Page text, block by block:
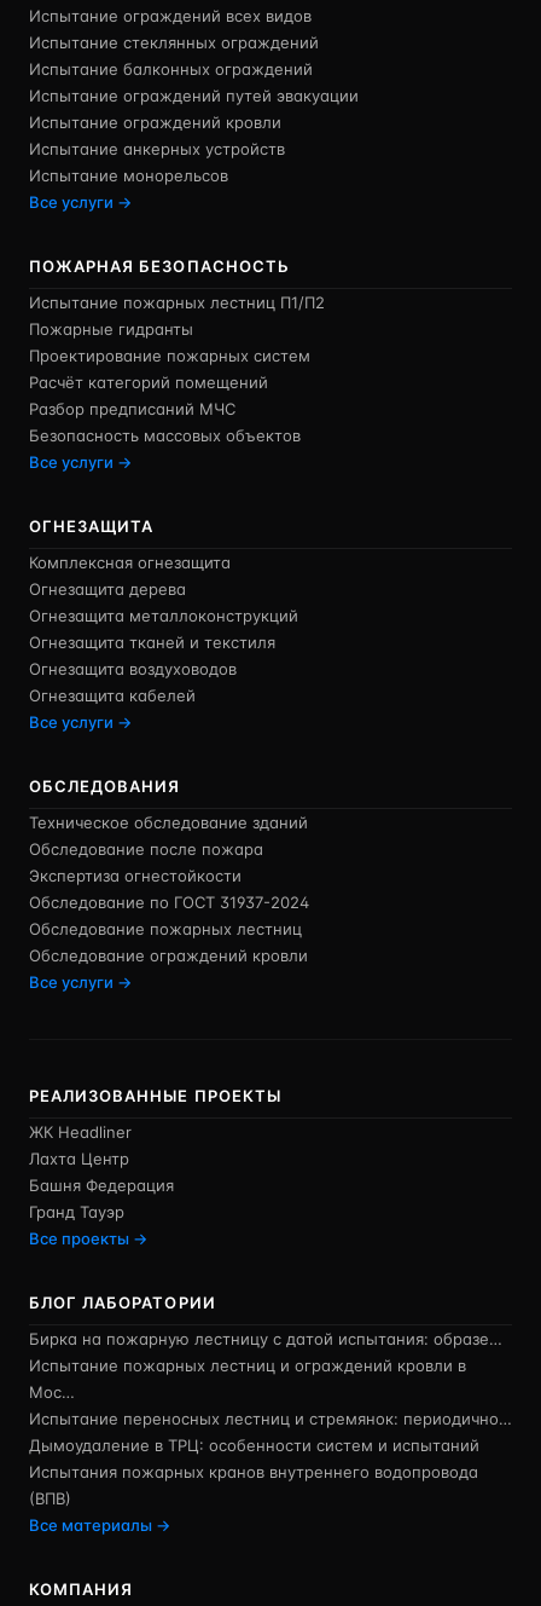
Испытание ограждений всех видов
Испытание стеклянных ограждений
Испытание балконных ограждений
Испытание ограждений путей эвакуации
Испытание ограждений кровли
Испытание анкерных устройств
Испытание монорельсов
Все услуги →
ПОЖАРНАЯ БЕЗОПАСНОСТЬ
Испытание пожарных лестниц П1/П2
Пожарные гидранты
Проектирование пожарных систем
Расчёт категорий помещений
Разбор предписаний МЧС
Безопасность массовых объектов
Все услуги →
ОГНЕЗАЩИТА
Комплексная огнезащита
Огнезащита дерева
Огнезащита металлоконструкций
Огнезащита тканей и текстиля
Огнезащита воздуховодов
Огнезащита кабелей
Все услуги →
ОБСЛЕДОВАНИЯ
Техническое обследование зданий
Обследование после пожара
Экспертиза огнестойкости
Обследование по ГОСТ 31937-2024
Обследование пожарных лестниц
Обследование ограждений кровли
Все услуги →
РЕАЛИЗОВАННЫЕ ПРОЕКТЫ
ЖК Headliner
Лахта Центр
Башня Федерация
Гранд Тауэр
Все проекты →
БЛОГ ЛАБОРАТОРИИ
Бирка на пожарную лестницу с датой испытания: образе…
Испытание пожарных лестниц и ограждений кровли в
Мос…
Испытание переносных лестниц и стремянок: периодично…
Дымоудаление в ТРЦ: особенности систем и испытаний
Испытания пожарных кранов внутреннего водопровода
(ВПВ)
Все материалы →
КОМПАНИЯ